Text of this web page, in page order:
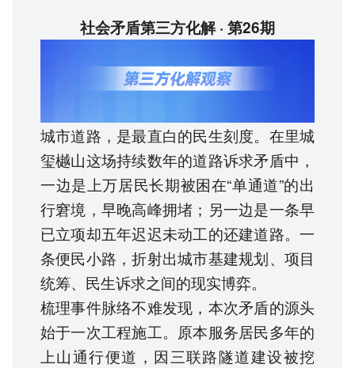
社会矛盾第三方化解 · 第26期
城市道路，是最直白的民生刻度。在里城
玺樾山这场持续数年的道路诉求矛盾中，
一边是上万居民长期被困在“单通道”的出
行窘境，早晚高峰拥堵；另一边是一条早
已立项却五年迟迟未动工的还建道路。一
条便民小路，折射出城市基建规划、项目
统筹、民生诉求之间的现实博弈。
梳理事件脉络不难发现，本次矛盾的源头
始于一次工程施工。原本服务居民多年的
上山通行便道，因三联路隧道建设被挖